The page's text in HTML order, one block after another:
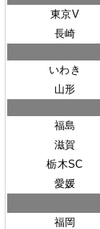
東京V
長崎
いわき
山形
福島
滋賀
栃木SC
愛媛
福岡